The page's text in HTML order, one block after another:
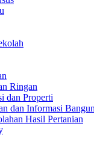
Ringan
dan Properti
dan Informasi
Hasil Pertanian